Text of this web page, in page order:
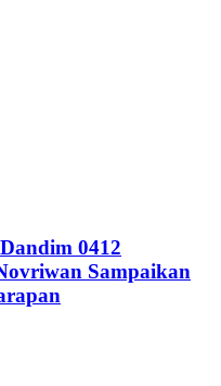
0412
Sampaikan